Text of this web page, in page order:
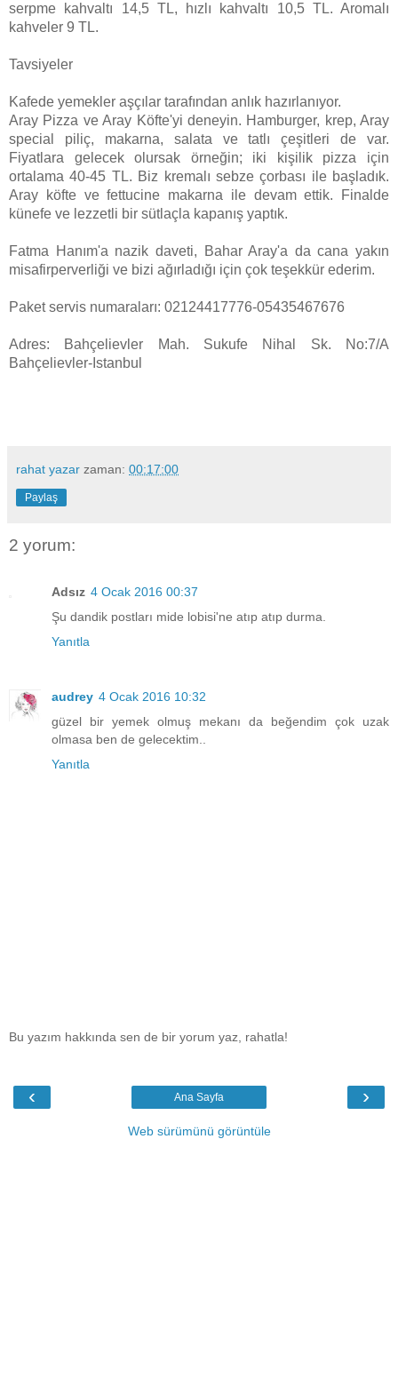
serpme kahvaltı 14,5 TL, hızlı kahvaltı 10,5 TL. Aromalı
kahveler 9 TL.
Tavsiyeler
Kafede yemekler aşçılar tarafından anlık hazırlanıyor.
Aray Pizza ve Aray Köfte'yi deneyin. Hamburger, krep, Aray
special piliç, makarna, salata ve tatlı çeşitleri de var.
Fiyatlara gelecek olursak örneğin; iki kişilik pizza için
ortalama 40-45 TL. Biz kremalı sebze çorbası ile başladık.
Aray köfte ve fettucine makarna ile devam ettik. Finalde
künefe ve lezzetli bir sütlaçla kapanış yaptık.
Fatma Hanım'a nazik daveti, Bahar Aray'a da cana yakın
misafirperverliği ve bizi ağırladığı için çok teşekkür ederim.
Paket servis numaraları: 02124417776-05435467676
Adres: Bahçelievler Mah. Sukufe Nihal Sk. No:7/A
Bahçelievler-Istanbul
rahat yazar zaman: 00:17:00
Paylaş
2 yorum:
Adsız 4 Ocak 2016 00:37
Şu dandik postları mide lobisi'ne atıp atıp durma.
Yanıtla
audrey 4 Ocak 2016 10:32
güzel bir yemek olmuş mekanı da beğendim çok uzak
olmasa ben de gelecektim..
Yanıtla
Bu yazım hakkında sen de bir yorum yaz, rahatla!
‹ ›
Ana Sayfa
Web sürümünü görüntüle